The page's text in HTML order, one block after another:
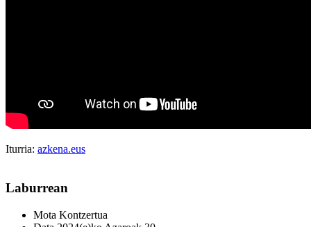
Iturria: azkena.eus
Laburrean
Mota Kontzertua